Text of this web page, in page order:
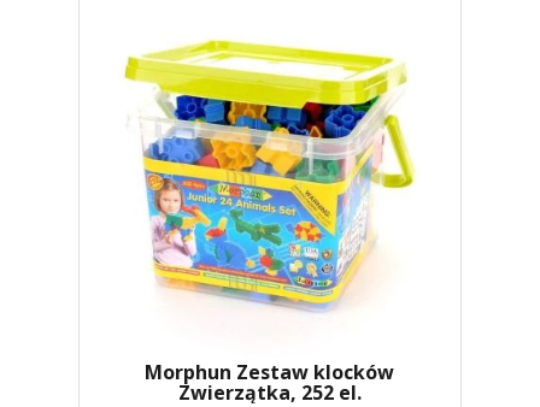
Morphun Zestaw klocków
Zwierzątka, 252 el.